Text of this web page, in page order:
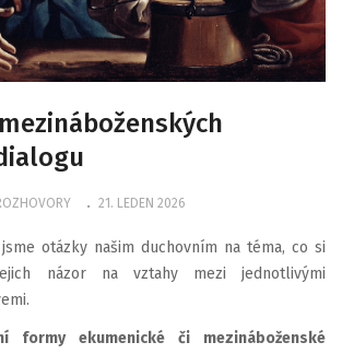
mezináboženských
21. LEDEN 2026
otázky našim duchovním na téma, co si
názor na vztahy mezi jednotlivými
formy ekumenické či mezináboženské